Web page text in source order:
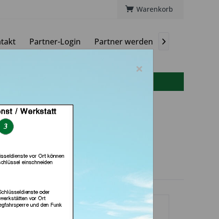
Warenkorb
Partner-Login Partner werden 
u. DL Service (in
×